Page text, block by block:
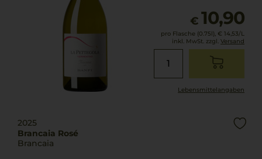
€ 10,90
pro Flasche (0.75l), € 14,53/L
inkl. MwSt. zzgl. Versand
Lebensmittel­angaben
2025
Brancaia Rosé
Brancaia